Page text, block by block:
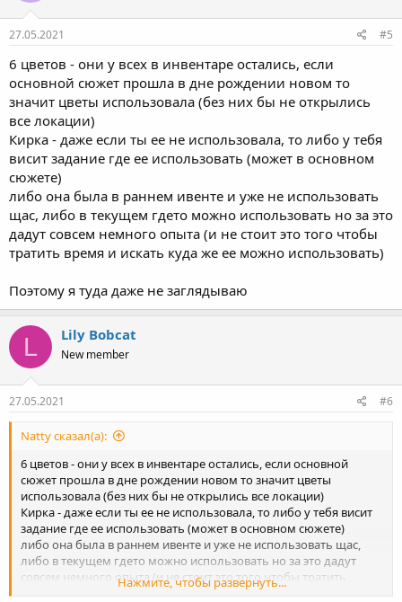
27.05.2021 #5
6 цветов - они у всех в инвентаре остались, если
основной сюжет прошла в дне рождении новом то
значит цветы использовала (без них бы не открылись
все локации)
Кирка - даже если ты ее не использовала, то либо у тебя
висит задание где ее использовать (может в основном
сюжете)
либо она была в раннем ивенте и уже не использовать
щас, либо в текущем гдето можно использовать но за это
дадут совсем немного опыта (и не стоит это того чтобы
тратить время и искать куда же ее можно использовать)
Поэтому я туда даже не заглядываю
L Lily Bobcat
New member
27.05.2021 #6
Natty сказал(а):
6 цветов - они у всех в инвентаре остались, если основной
сюжет прошла в дне рождении новом то значит цветы
использовала (без них бы не открылись все локации)
Кирка - даже если ты ее не использовала, то либо у тебя висит
задание где ее использовать (может в основном сюжете)
либо она была в раннем ивенте и уже не использовать щас,
либо в текущем гдето можно использовать но за это дадут
совсем немного опыта (и не стоит это того чтобы тратить
время и искать куда же ее можно использовать)
Нажмите, чтобы развернуть...